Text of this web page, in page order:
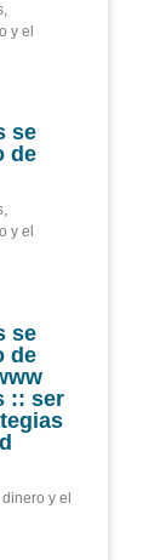
y el
se
de
y el
se
de
:: ser
y el